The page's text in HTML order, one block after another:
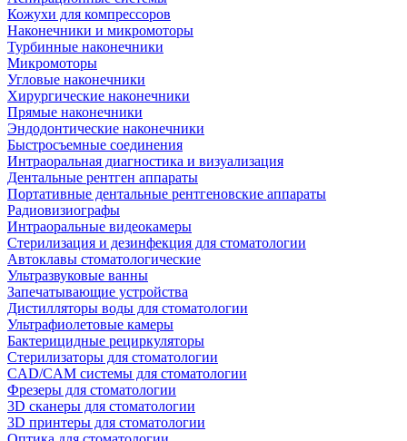
Кожухи для компрессоров
Наконечники и микромоторы
Турбинные наконечники
Микромоторы
Угловые наконечники
Хирургические наконечники
Прямые наконечники
Эндодонтические наконечники
Быстросъемные соединения
Интраоральная диагностика и визуализация
Дентальные рентген аппараты
Портативные дентальные рентгеновские аппараты
Радиовизиографы
Интраоральные видеокамеры
Стерилизация и дезинфекция для стоматологии
Автоклавы стоматологические
Ультразвуковые ванны
Запечатывающие устройства
Дистилляторы воды для стоматологии
Ультрафиолетовые камеры
Бактерицидные рециркуляторы
Стерилизаторы для стоматологии
CAD/CAM системы для стоматологии
Фрезеры для стоматологии
3D cканеры для стоматологии
3D принтеры для стоматологии